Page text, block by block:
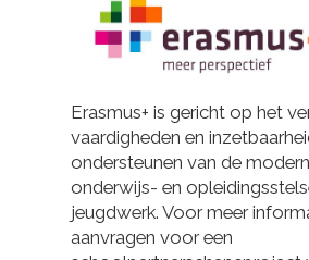
Erasmus+ is gericht op het
vaardigheden en
ondersteunen van de
onderwijs- en
jeugdwerk. Voor meer
aanvragen voor een